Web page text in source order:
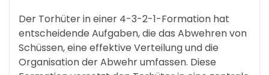
Der Torhüter in einer 4-3-2-1-Formation hat
entscheidende Aufgaben, die das Abwehren von
Schüssen, eine effektive Verteilung und die
Organisation der Abwehr umfassen. Diese